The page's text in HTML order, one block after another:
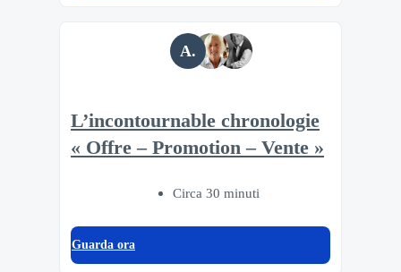
A.
L’incontournable chronologie
« Offre – Promotion – Vente »
Circa 30 minuti
Guarda ora